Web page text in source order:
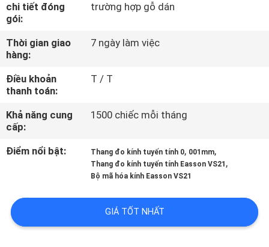
CHUYẾN
THAM
QUAN
NHÀ
MÁY
KIỂM
SOÁT
LƯỢNG
LIÊN
chi tiết đóng
gói:
trường hợp gỗ dán
Thời gian giao
hàng:
7 ngày làm việc
Điều khoản
thanh toán:
T / T
Khả năng cung
cấp:
1500 chiếc mỗi tháng
Điểm nổi bật: Thang đo kính tuyến tính 0, 001mm,
Thang đo kính tuyến tính Easson VS21 ,
Bộ mã hóa kính Easson VS21
GIÁ TỐT NHẤT